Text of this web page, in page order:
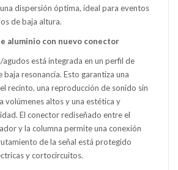
dispersión óptima, ideal para eventos
de baja altura.
aluminio con nuevo conector
agudos está integrada en un perfil de
baja resonancia. Esto garantiza una
recinto, una reproducción de sonido sin
volúmenes altos y una estética y
El conector rediseñado entre el
y la columna permite una conexión
de la señal está protegido
y cortocircuitos.